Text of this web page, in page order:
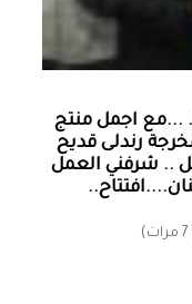
مؤمنة الشامي‏ مع ‏‎Rindala Kodeih‎‏. ...مع اجمل منتج
رندلى قديح
.. شرفني العمل